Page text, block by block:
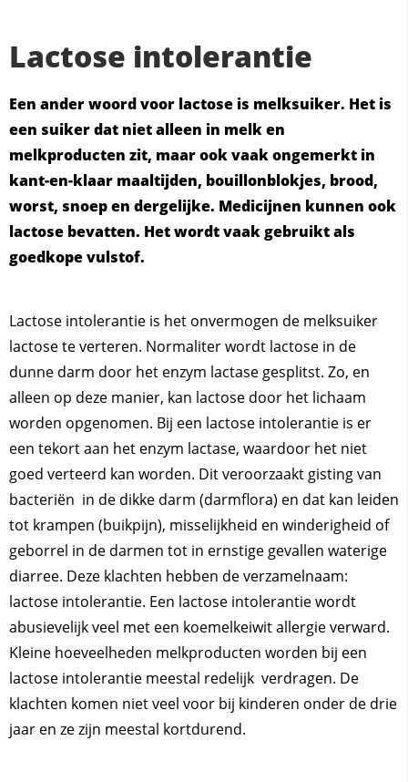
Lactose intolerantie
Een ander woord voor lactose is melksuiker. Het is
een suiker dat niet alleen in melk en
melkproducten zit, maar ook vaak ongemerkt in
kant-en-klaar maaltijden, bouillonblokjes, brood,
worst, snoep en dergelijke. Medicijnen kunnen ook
lactose bevatten. Het wordt vaak gebruikt als
goedkope vulstof.
Lactose intolerantie is het onvermogen de melksuiker
lactose te verteren. Normaliter wordt lactose in de
dunne darm door het enzym lactase gesplitst. Zo, en
alleen op deze manier, kan lactose door het lichaam
worden opgenomen. Bij een lactose intolerantie is er
een tekort aan het enzym lactase, waardoor het niet
goed verteerd kan worden. Dit veroorzaakt gisting van
bacteriën in de dikke darm (darmflora) en dat kan leiden
tot krampen (buikpijn), misselijkheid en winderigheid of
geborrel in de darmen tot in ernstige gevallen waterige
diarree. Deze klachten hebben de verzamelnaam:
lactose intolerantie. Een lactose intolerantie wordt
abusievelijk veel met een koemelkeiwit allergie verward.
Kleine hoeveelheden melkproducten worden bij een
lactose intolerantie meestal redelijk verdragen. De
klachten komen niet veel voor bij kinderen onder de drie
jaar en ze zijn meestal kortdurend.